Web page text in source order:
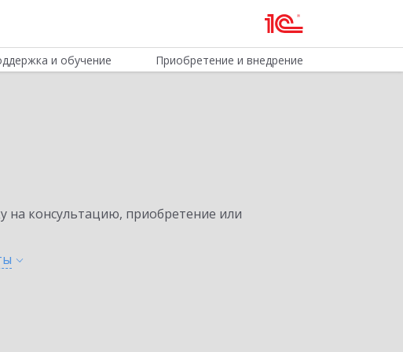
и обучение Приобретение и внедрение
на консультацию, приобретение или